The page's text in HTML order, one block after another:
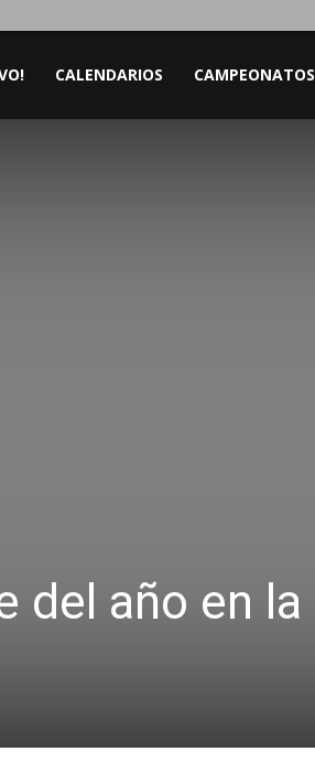
CALENDARIOS CAMPEONATOS
del año en la